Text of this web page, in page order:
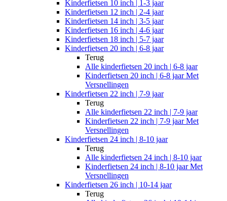
Kinderfietsen 10 inch | 1-3 jaar
Kinderfietsen 12 inch | 2-4 jaar
Kinderfietsen 14 inch | 3-5 jaar
Kinderfietsen 16 inch | 4-6 jaar
Kinderfietsen 18 inch | 5-7 jaar
Kinderfietsen 20 inch | 6-8 jaar
Terug
Alle kinderfietsen 20 inch | 6-8 jaar
Kinderfietsen 20 inch | 6-8 jaar Met
Versnellingen
Kinderfietsen 22 inch | 7-9 jaar
Terug
Alle kinderfietsen 22 inch | 7-9 jaar
Kinderfietsen 22 inch | 7-9 jaar Met
Versnellingen
Kinderfietsen 24 inch | 8-10 jaar
Terug
Alle kinderfietsen 24 inch | 8-10 jaar
Kinderfietsen 24 inch | 8-10 jaar Met
Versnellingen
Kinderfietsen 26 inch | 10-14 jaar
Terug